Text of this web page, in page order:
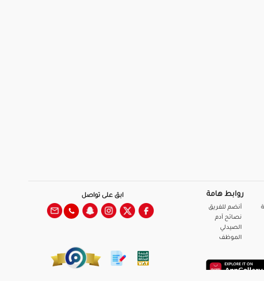
روابط هامة
أنضم للفريق
نصائح آدم
الصيدلي
الموظف
ابق على تواصل